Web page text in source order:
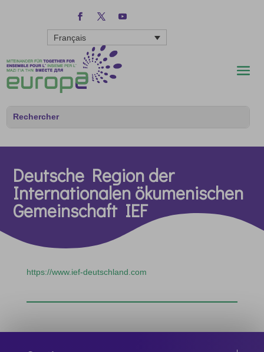
Français
Deutsche Region der
Internationalen ökumenischen
Gemeinschaft IEF
https://www.ief-deutschland.com